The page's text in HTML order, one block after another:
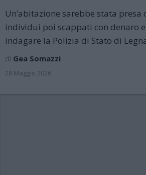
Un’abitazione sarebbe stata
individui poi scappati con denaro
indagare la Polizia di Stato di
di Gea Somazzi
28 Maggio 2026